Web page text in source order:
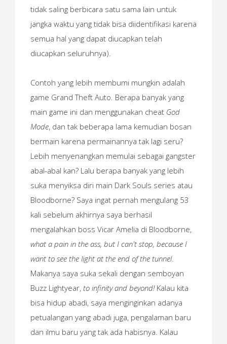
tidak saling berbicara satu sama lain untuk
jangka waktu yang tidak bisa diidentifikasi karena
semua hal yang dapat diucapkan telah
diucapkan seluruhnya).
Contoh yang lebih membumi mungkin adalah
game Grand Theft Auto. Berapa banyak yang
main game ini dan menggunakan cheat God
Mode, dan tak beberapa lama kemudian bosan
bermain karena permainannya tak lagi seru?
Lebih menyenangkan memulai sebagai gangster
abal-abal kan? Lalu berapa banyak yang lebih
suka menyiksa diri main Dark Souls series atau
Bloodborne? Saya ingat pernah mengulang 53
kali sebelum akhirnya saya berhasil
mengalahkan boss Vicar Amelia di Bloodborne,
what a pain in the ass, but I can't stop, because I
want to see the light at the end of the tunnel.
Makanya saya suka sekali dengan semboyan
Buzz Lightyear, to infinity and beyond! Kalau kita
bisa hidup abadi, saya menginginkan adanya
petualangan yang abadi juga, pengalaman baru
dan ilmu baru yang tak ada habisnya. Kalau